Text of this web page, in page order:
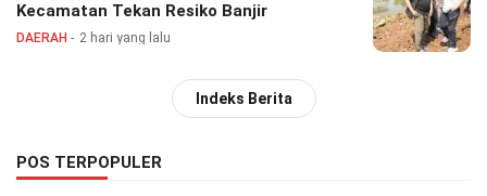
Kecamatan Tekan Resiko Banjir
DAERAH 2 hari yang lalu
Indeks Berita
POS TERPOPULER